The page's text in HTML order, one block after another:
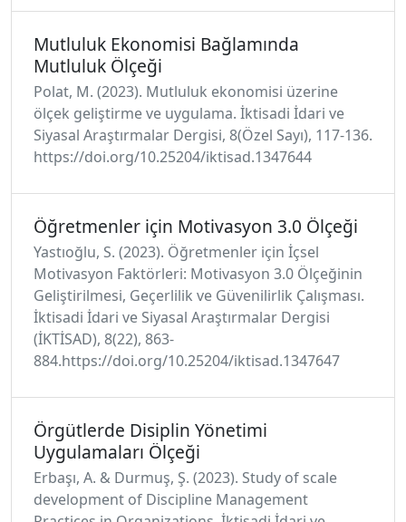
Mutluluk Ekonomisi Bağlamında
Mutluluk Ölçeği
Polat, M. (2023). Mutluluk ekonomisi üzerine
ölçek geliştirme ve uygulama. İktisadi İdari ve
Siyasal Araştırmalar Dergisi, 8(Özel Sayı), 117-136.
https://doi.org/10.25204/iktisad.1347644
Öğretmenler için Motivasyon 3.0 Ölçeği
Yastıoğlu, S. (2023). Öğretmenler için İçsel
Motivasyon Faktörleri: Motivasyon 3.0 Ölçeğinin
Geliştirilmesi, Geçerlilik ve Güvenilirlik Çalışması.
İktisadi İdari ve Siyasal Araştırmalar Dergisi
(İKTİSAD), 8(22), 863-
884.https://doi.org/10.25204/iktisad.1347647
Örgütlerde Disiplin Yönetimi
Uygulamaları Ölçeği
Erbaşı, A. & Durmuş, Ş. (2023). Study of scale
development of Discipline Management